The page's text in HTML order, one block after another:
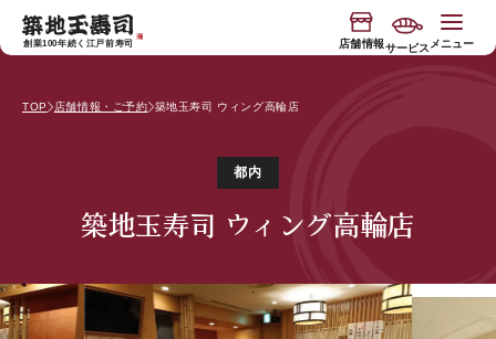
ンツに
進む
創業100年続く江戸前寿司 店舗情報サービス メニュー
寿司握り体験
"専属板前付き"おもてなしコース
玉寿司のブランド
サービス
TOP 店舗情報・ご予約 築地玉寿司 ウィング高輪店
都内
築地玉寿司 ウィング高輪店